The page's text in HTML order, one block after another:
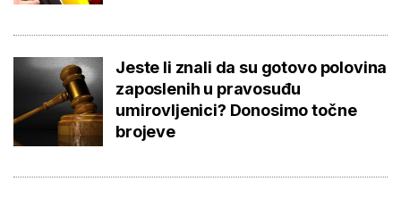
Jeste li znali da su gotovo polovina
zaposlenih u pravosuđu
umirovljenici? Donosimo točne
brojeve